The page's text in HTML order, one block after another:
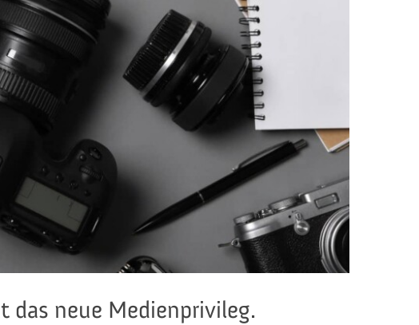
das neue Medienprivileg.